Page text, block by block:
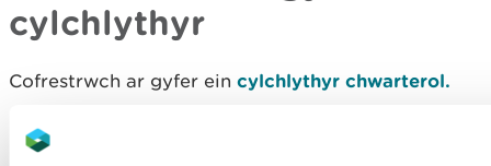
cylchlythyr
Cofrestrwch ar gyfer ein cylchlythyr chwarterol.
Rhifyn 11, Gaeaf 2025/26
Rhifyn 10, Hydref 2025